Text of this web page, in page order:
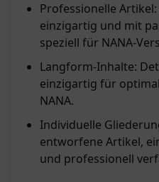
Professionelle
einzigartig und mit
speziell für NANA-
Langform-Inhalte:
einzigartig für
NANA.
Individuelle
entworfene Artikel,
und professionell